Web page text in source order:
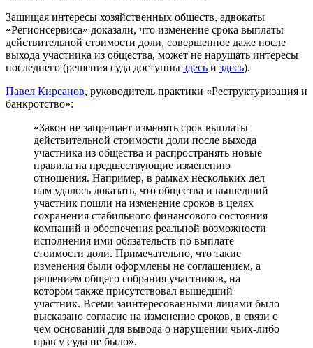
Защищая интересы хозяйственных обществ, адвокаты
«Регионсервиса» доказали, что изменение срока выплаты
действительной стоимости доли, совершенное даже после
выхода участника из общества, может не нарушать интересы
последнего (решения суда доступны здесь и здесь).
Павел Кирсанов, руководитель практики «Реструктуризация и
банкротство»:
«Закон не запрещает изменять срок выплаты
действительной стоимости доли после выхода
участника из общества и распространять новые
правила на предшествующие изменению
отношения. Например, в рамках нескольких дел
нам удалось доказать, что общества и вышедший
участник пошли на изменение сроков в целях
сохранения стабильного финансового состояния
компаний и обеспечения реальной возможности
исполнения ими обязательств по выплате
стоимости доли. Примечательно, что такие
изменения были оформлены не соглашением, а
решением общего собрания участников, на
котором также присутствовал вышедший
участник. Всеми заинтересованными лицами было
высказано согласие на изменение сроков, в связи с
чем оснований для вывода о нарушении чьих-либо
прав у суда не было».